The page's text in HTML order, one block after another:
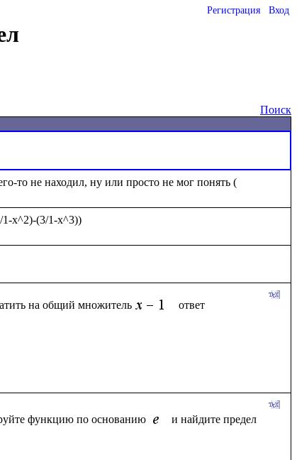
Регистрация Вход
Поиск
на общий множитель ответ
функцию по основанию